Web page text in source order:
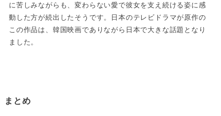
に苦しみながらも、変わらない愛で彼女を支え続ける姿に感
動した方が続出したそうです。日本のテレビドラマが原作の
この作品は、韓国映画でありながら日本で大きな話題となり
ました。
まとめ